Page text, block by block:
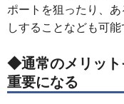
ポートを狙ったり、
しすることなども可能
◆通常のメリット
重要になる